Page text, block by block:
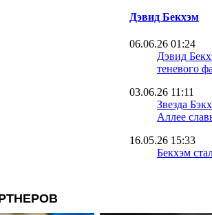
Дэвид Бекхэм
06.06.26 01:24
Дэвид
теневого
03.06.26 11:11
Звезда
Аллее
16.05.26 15:33
Бекхэм